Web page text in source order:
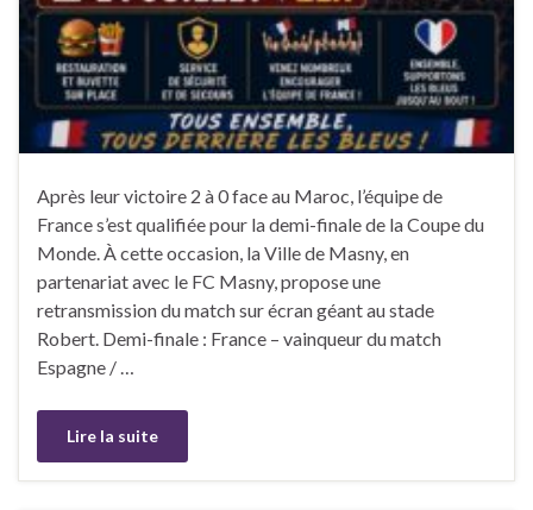
Après leur victoire 2 à 0 face au Maroc, l’équipe de
France s’est qualifiée pour la demi-finale de la Coupe du
Monde. À cette occasion, la Ville de Masny, en
partenariat avec le FC Masny, propose une
retransmission du match sur écran géant au stade
Robert. Demi-finale : France – vainqueur du match
Espagne / …
Lire la suite